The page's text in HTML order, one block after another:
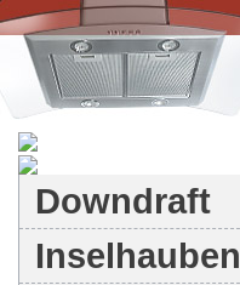
Downdraft
Inselhauben